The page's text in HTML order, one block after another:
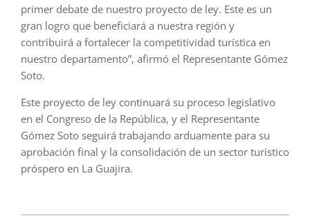
primer debate de nuestro proyecto de ley. Este es un
gran logro que beneficiará a nuestra región y
contribuirá a fortalecer la competitividad turística en
nuestro departamento”, afirmó el Representante Gómez
Soto.
Este proyecto de ley continuará su proceso legislativo
en el Congreso de la República, y el Representante
Gómez Soto seguirá trabajando arduamente para su
aprobación final y la consolidación de un sector turístico
próspero en La Guajira.